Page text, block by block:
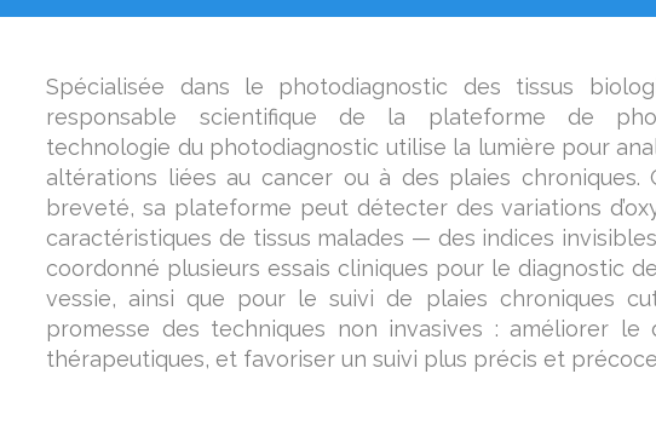
Spécialisée dans le photodiagnostic des tissus
responsable scientifique de la plateforme de
technologie du photodiagnostic utilise la lumière pour
altérations liées au cancer ou à des plaies chroniques.
breveté, sa plateforme peut détecter des variations
caractéristiques de tissus malades — des indices
coordonné plusieurs essais cliniques pour le diagnostic
vessie, ainsi que pour le suivi de plaies chroniques
promesse des techniques non invasives : améliorer le
thérapeutiques, et favoriser un suivi plus précis et